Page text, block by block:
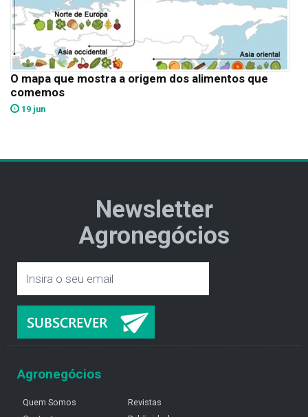
O mapa que mostra a origem dos alimentos que
comemos
19 jun
Newsletter
Agronegócios
Agronegócios
Quem Somos
Revistas